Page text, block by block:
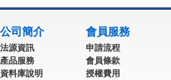
公司簡介
法源資訊
產品服務
資料庫說明
會員服務
申請流程
會員條款
授權費用